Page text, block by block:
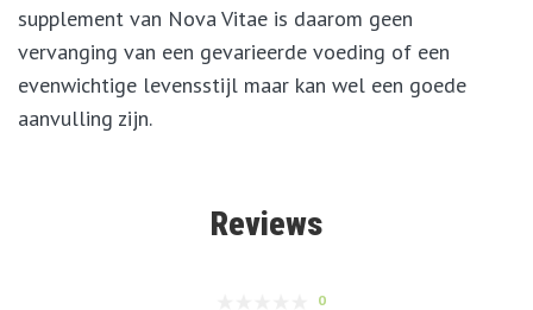
supplement van Nova Vitae is daarom geen
vervanging van een gevarieerde voeding of een
evenwichtige levensstijl maar kan wel een goede
aanvulling zijn.
Reviews
0